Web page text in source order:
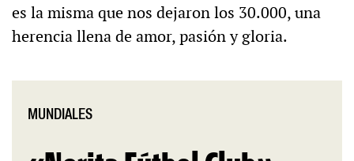
es la misma que nos dejaron los 30.000, una
herencia llena de amor, pasión y gloria.
MUNDIALES